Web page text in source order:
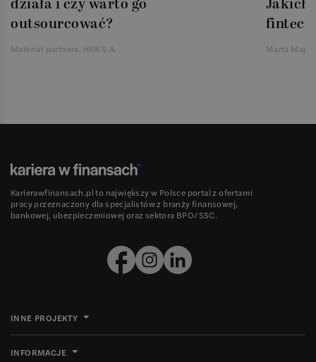
outsourcować?
Materiał partnera, HRK S.A. Marta
Karierawfinansach.pl to największy w Polsce portal z ofertami
pracy przeznaczony dla specjalistów z branży finansowej,
bankowej, ubezpieczeniowej oraz sektora BPO/SSC.
INNE PROJEKTY
INFORMACJE